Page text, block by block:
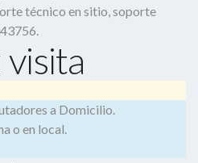
técnico en sitio, soporte
a Domicilio.
o en local.